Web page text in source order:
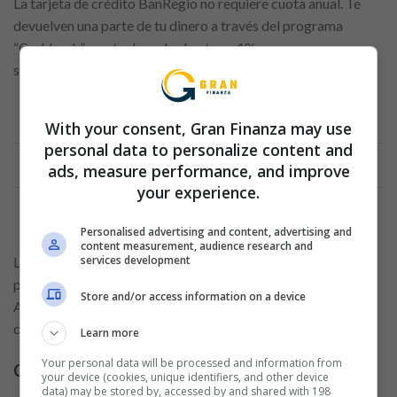
La tarjeta de crédito BanRegio no requiere cuota anual. Te
devuelven una parte de tu dinero a través del programa
“Cashback” que te devuelve hasta un 1% por compras
superiores a 1000 pesos.
La tasa de interés de esta tarjeta es más baja que las demás y
puede transferir saldos de sus otras tarjetas de crédito.
Asimismo, en caso de retraso en el pago mínimo, no habrá
comisiones adicionales.
Cashback
With your consent, Gran Finanza may use
personal data to personalize content and
ads, measure performance, and improve
your experience.
Personalised advertising and content, advertising and
content measurement, audience research and
services development
Store and/or access information on a device
Learn more
Your personal data will be processed and information from
your device (cookies, unique identifiers, and other device
data) may be stored by, accessed by and shared with 198